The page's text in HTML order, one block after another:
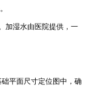
加湿水由医院提供，一
础平面尺寸定位图中，确